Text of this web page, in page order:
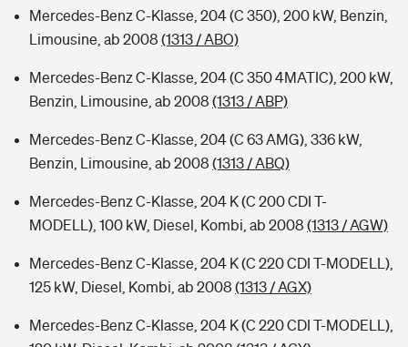
Mercedes-Benz C-Klasse, 204 (C 350), 200 kW, Benzin,
Limousine, ab 2008 (1313 / ABO)
Mercedes-Benz C-Klasse, 204 (C 350 4MATIC), 200 kW,
Benzin, Limousine, ab 2008 (1313 / ABP)
Mercedes-Benz C-Klasse, 204 (C 63 AMG), 336 kW,
Benzin, Limousine, ab 2008 (1313 / ABQ)
Mercedes-Benz C-Klasse, 204 K (C 200 CDI T-
MODELL), 100 kW, Diesel, Kombi, ab 2008 (1313 / AGW)
Mercedes-Benz C-Klasse, 204 K (C 220 CDI T-MODELL),
125 kW, Diesel, Kombi, ab 2008 (1313 / AGX)
Mercedes-Benz C-Klasse, 204 K (C 220 CDI T-MODELL),